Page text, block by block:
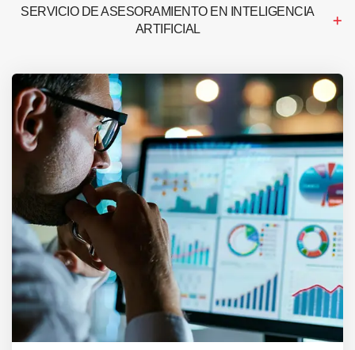
SERVICIO DE ASESORAMIENTO EN INTELIGENCIA
ARTIFICIAL